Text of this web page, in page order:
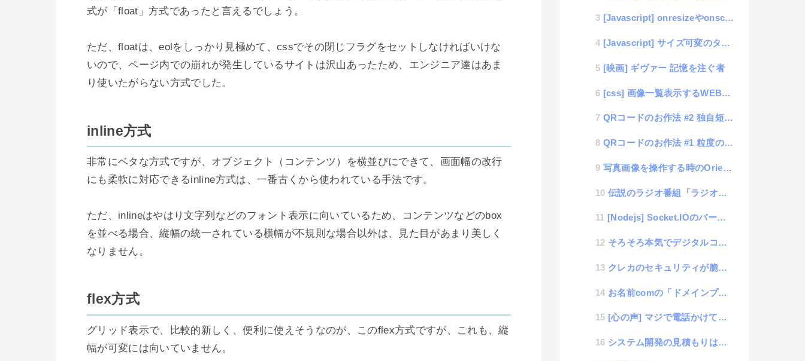
式が「float」方式であったと言えるでしょう。
ただ、floatは、eolをしっかり見極めて、cssでその閉じフラグをセットしなければいけな
いので、ページ内での崩れが発生しているサイトは沢山あったため、エンジニア達はあま
り使いたがらない方式でした。
inline方式
非常にベタな方式ですが、オブジェクト（コンテンツ）を横並びにできて、画面幅の改行
にも柔軟に対応できるinline方式は、一番古くから使われている手法です。
ただ、inlineはやはり文字列などのフォント表示に向いているため、コンテンツなどのbox
を並べる場合、縦幅の統一されている横幅が不規則な場合以外は、見た目があまり美しく
なりません。
flex方式
グリッド表示で、比較的新しく、便利に使えそうなのが、このflex方式ですが、これも、縦
幅が可変には向いていません。
[Javascript] onresizeやonscrollなどの連続発生するイベント数を制限する方法
[Javascript] サイズ可変のタイリング表示ライブラリ「way-grid」
[映画] ギヴァー 記憶を注ぐ者
[css] 画像一覧表示するWEBページで、横サイズ固定、縦サイズ可変の表示最適化について
QRコードのお作法 #2 独自短縮URLプログラム(PHP)
QRコードのお作法 #1 粒度のおもてなし
写真画像を操作する時のOrientation+Rotateの扱い方
伝説のラジオ番組「ラジオはアメリカン」
[Nodejs] Socket.IOのバージョン違いによる注意点
そろそろ本気でデジタルコンテンツマーケットを考えないと日本の市場が危ないという話
クレカのセキュリティが脆弱すぎるのでどうすればいいかという思考
お名前comの「ドメインプロテクション」って何？
[心の声] マジで電話かけてくるのやめてくれ
システム開発の見積もりは超適当という話